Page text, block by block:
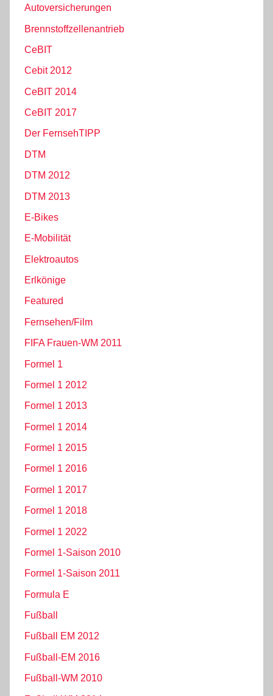
Autoversicherungen
Brennstoffzellenantrieb
CeBIT
Cebit 2012
CeBIT 2014
CeBIT 2017
Der FernsehTIPP
DTM
DTM 2012
DTM 2013
E-Bikes
E-Mobilität
Elektroautos
Erlkönige
Featured
Fernsehen/Film
FIFA Frauen-WM 2011
Formel 1
Formel 1 2012
Formel 1 2013
Formel 1 2014
Formel 1 2015
Formel 1 2016
Formel 1 2017
Formel 1 2018
Formel 1 2022
Formel 1-Saison 2010
Formel 1-Saison 2011
Formula E
Fußball
Fußball EM 2012
Fußball-EM 2016
Fußball-WM 2010